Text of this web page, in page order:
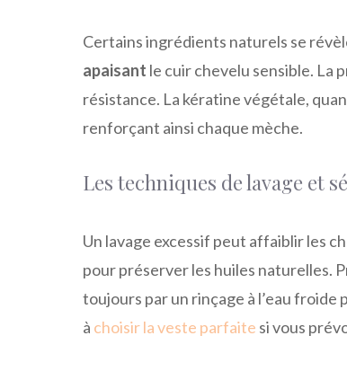
Certains ingrédients naturels se
apaisant le cuir chevelu sensible. La
résistance. La kératine végétale,
renforçant ainsi chaque mèche.
Les techniques de lavage et
Un lavage excessif peut affaiblir les
pour préserver les huiles naturelles.
toujours par un rinçage à l’eau
à choisir la veste parfaite si vous